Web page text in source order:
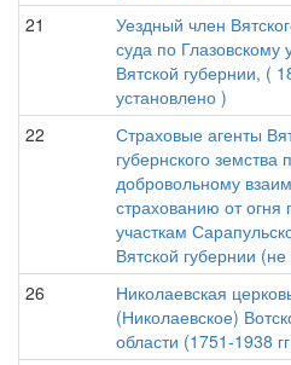
21
Уездный член
суда по Глазовскому
Вятской губернии, (
установлено )
22
Страховые агенты
губернского земства
добровольному
страхованию от огня
участкам
Вятской губернии (не
26
Николаевская
(Николаевское)
области (1751-1938